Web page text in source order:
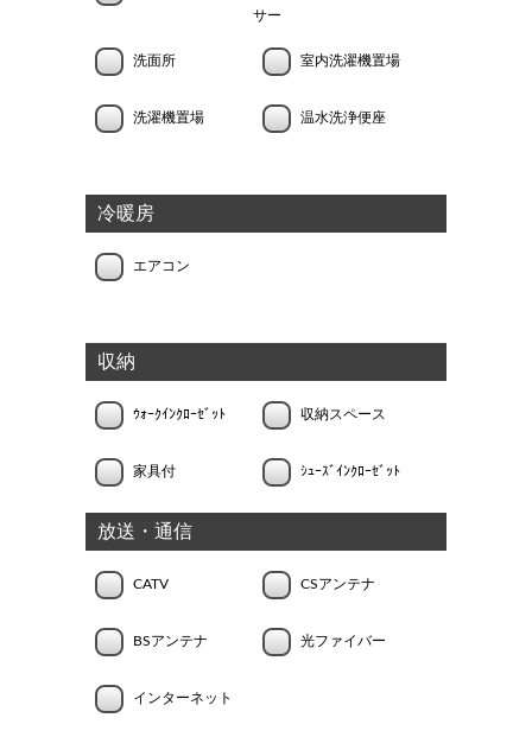
サー
洗面所 室内洗濯機置場
洗濯機置場 温水洗浄便座
冷暖房
エアコン
収納
ｳｫｰｸｲﾝｸﾛｰｾﾞｯﾄ 収納スペース
家具付 ｼｭｰｽﾞｲﾝｸﾛｰｾﾞｯﾄ
放送・通信
CATV CSアンテナ
BSアンテナ 光ファイバー
インターネット